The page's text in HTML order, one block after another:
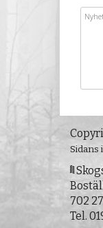
Sidans
702
Tel.